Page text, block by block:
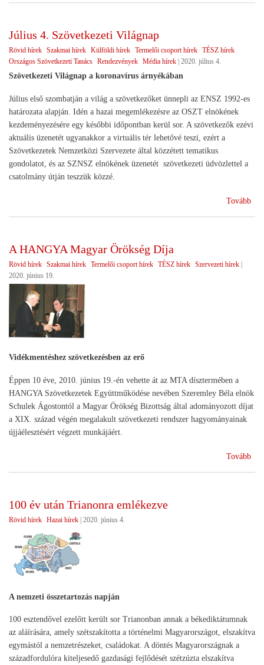
Július 4. Szövetkezeti Világnap
Rövid hírek Szakmai hírek Külföldi hírek Termelői csoport hírek TÉSZ hírek
Országos Szövetkezeti Tanács Rendezvények Média hírek 2020. július 4.
Szövetkezeti Világnap a koronavírus árnyékában
Július első szombatján a világ a szövetkezőket ünnepli az ENSZ 1992-es
határozata alapján. Idén a hazai megemlékezésre az OSZT elnökének
kezdeményezésére egy későbbi időpontban kerül sor. A szövetkezők ezévi
aktuális üzenetét ugyanakkor a virtuális tér lehetővé teszi, ezért a
Szövetkezetek Nemzetközi Szervezete által közzétett tematikus
gondolatot, és az SZNSZ elnökének üzenetét szövetkezeti üdvözlettel a
csatolmány útján teszzük közzé.
Tovább
A HANGYA Magyar Örökség Díja
Rövid hírek Szakmai hírek Termelői csoport hírek TÉSZ hírek Szervezeti hírek
2020. június 19.
Vidékmentéshez szövetkezésben az erő
Éppen 10 éve, 2010. június 19.-én vehette át az MTA dísztermében a
HANGYA Szövetkezetek Együttműködése nevében Szeremley Béla elnök
Schulek Ágostontól a Magyar Örökség Bizottság által adományozott díjat
a XIX. század végén megalakult szövetkezeti rendszer hagyományainak
újjáélesztésért végzett munkájáért.
Tovább
100 év után Trianonra emlékezve
Rövid hírek Hazai hírek | 2020. június 4.
A nemzeti összetartozás napján
100 esztendővel ezelőtt került sor Trianonban annak a békediktátumnak
az aláírására, amely szétszakította a történelmi Magyarországot, elszakítva
egymástól a nemzetrészeket, családokat. A döntés Magyarországnak a
századfordulóra kiteljesedő gazdasági fejlődését szétzúzta elszakítva